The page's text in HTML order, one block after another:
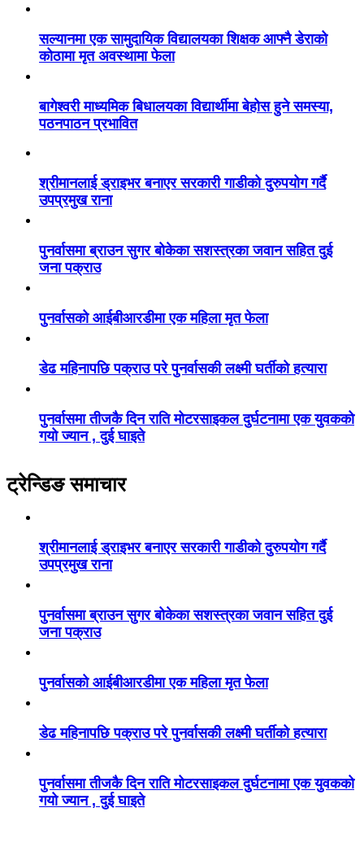
सल्यानमा एक सामुदायिक विद्यालयका शिक्षक आफ्नै डेराको
कोठामा मृत अवस्थामा फेला
बागेश्वरी माध्यमिक बिधालयका विद्यार्थीमा बेहोस हुने समस्या,
पठनपाठन प्रभावित
श्रीमानलाई ड्राइभर बनाएर सरकारी गाडीको दुरुपयोग गर्दै
उपप्रमुख राना
पुनर्वासमा ब्राउन सुगर बोकेका सशस्त्रका जवान सहित दुई
जना पक्राउ
पुनर्वासको आईबीआरडीमा एक महिला मृत फेला
डेढ महिनापछि पक्राउ परे पुनर्वासकी लक्ष्मी घर्तीको हत्यारा
पुनर्वासमा तीजकै दिन राति मोटरसाइकल दुर्घटनामा एक युवकको
गयो ज्यान , दुई घाइते
ट्रेन्डिङ समाचार
श्रीमानलाई ड्राइभर बनाएर सरकारी गाडीको दुरुपयोग गर्दै
उपप्रमुख राना
पुनर्वासमा ब्राउन सुगर बोकेका सशस्त्रका जवान सहित दुई
जना पक्राउ
पुनर्वासको आईबीआरडीमा एक महिला मृत फेला
डेढ महिनापछि पक्राउ परे पुनर्वासकी लक्ष्मी घर्तीको हत्यारा
पुनर्वासमा तीजकै दिन राति मोटरसाइकल दुर्घटनामा एक युवकको
गयो ज्यान , दुई घाइते